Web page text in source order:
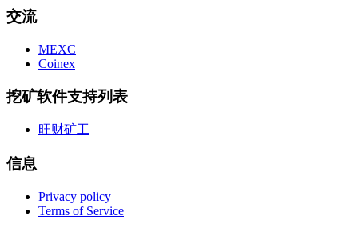
交流
MEXC
Coinex
挖矿软件支持列表
旺财矿工
信息
Privacy policy
Terms of Service